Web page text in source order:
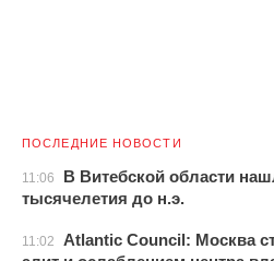
ПОСЛЕДНИЕ НОВОСТИ
11:06
В Витебской области
тысячелетия до н.э.
11:02
Atlantic Council: Москва